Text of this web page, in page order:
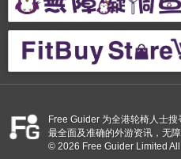
Free Guider 为全港轮椅人士
最全面及准确的外游资讯，无障
© 2026 Free Guider Limited